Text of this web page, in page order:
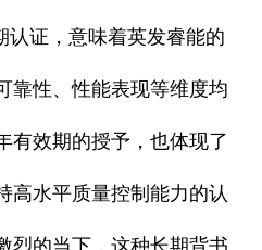
认证，意味着英发睿能的
靠性、性能表现等维度均
有效期的授予，也体现了
高水平质量控制能力的认